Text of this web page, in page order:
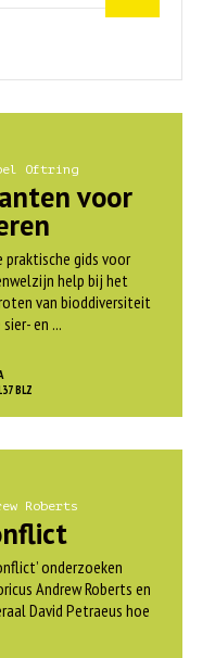
Oftring
voor
praktische gids voor
help bij het
van bioddiversiteit
en ...
BLZ
Roberts
onderzoeken
Andrew Roberts en
David Petraeus hoe